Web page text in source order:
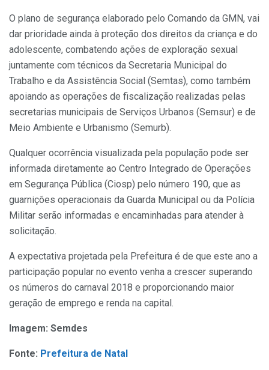
O plano de segurança elaborado pelo Comando da GMN, vai
dar prioridade ainda à proteção dos direitos da criança e do
adolescente, combatendo ações de exploração sexual
juntamente com técnicos da Secretaria Municipal do
Trabalho e da Assistência Social (Semtas), como também
apoiando as operações de fiscalização realizadas pelas
secretarias municipais de Serviços Urbanos (Semsur) e de
Meio Ambiente e Urbanismo (Semurb).
Qualquer ocorrência visualizada pela população pode ser
informada diretamente ao Centro Integrado de Operações
em Segurança Pública (Ciosp) pelo número 190, que as
guarnições operacionais da Guarda Municipal ou da Polícia
Militar serão informadas e encaminhadas para atender à
solicitação.
A expectativa projetada pela Prefeitura é de que este ano a
participação popular no evento venha a crescer superando
os números do carnaval 2018 e proporcionando maior
geração de emprego e renda na capital.
Imagem: Semdes
Fonte: Prefeitura de Natal